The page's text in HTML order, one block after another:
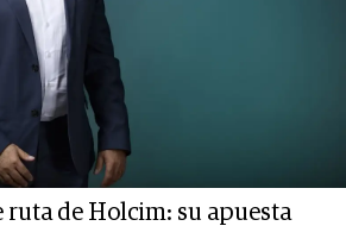
ruta de Holcim: su apuesta